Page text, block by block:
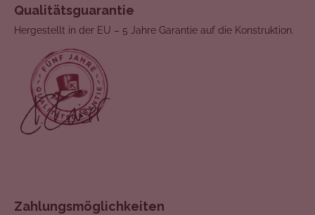
Qualitätsguarantie
Hergestellt in der EU – 5 Jahre Garantie auf die Konstruktion.
Zahlungsmöglichkeiten